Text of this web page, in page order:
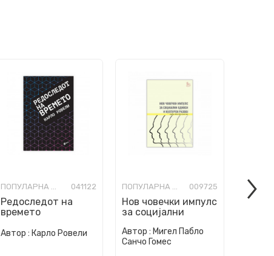
ПОПУЛАРНА НАУКА 041122
Редоследот на
времето
Автор : Карло Ровели
ПОПУЛАРНА НАУКА 009725
Нов човечки импулс
за социјални
развој
Автор : Мигел Пабло
Санчо Гомес